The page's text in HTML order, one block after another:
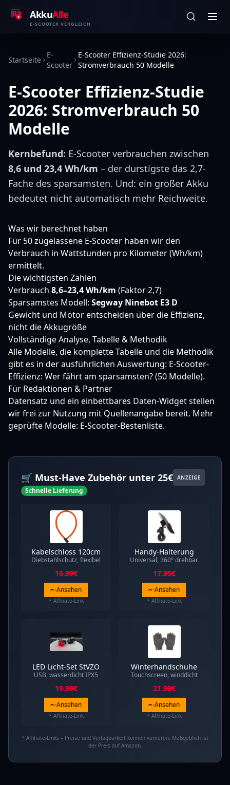
AkkuAlle
E-SCOOTER VERGLEICH
Startseite
E-
Scooter
E-Scooter Effizienz-Studie 2026:
Stromverbrauch 50 Modelle
E-Scooter Effizienz-Studie
2026: Stromverbrauch 50
Modelle
Kernbefund: E-Scooter verbrauchen zwischen
8,6 und 23,4 Wh/km – der durstigste das 2,7-
Fache des sparsamsten. Und: ein großer Akku
bedeutet nicht automatisch mehr Reichweite.
Was wir berechnet haben
Für 50 zugelassene E-Scooter haben wir den
Verbrauch in Wattstunden pro Kilometer (Wh/km)
ermittelt.
Die wichtigsten Zahlen
Verbrauch 8,6–23,4 Wh/km (Faktor 2,7)
Sparsamstes Modell: Segway Ninebot E3 D
Gewicht und Motor entscheiden über die Effizienz,
nicht die Akkugröße
Vollständige Analyse, Tabelle & Methodik
Alle Modelle, die komplette Tabelle und die Methodik
gibt es in der ausführlichen Auswertung: E-Scooter-
Effizienz: Wer fährt am sparsamsten? (50 Modelle).
Für Redaktionen & Partner
Datensatz und ein einbettbares Daten-Widget stellen
wir frei zur Nutzung mit Quellenangabe bereit. Mehr
geprüfte Modelle: E-Scooter-Bestenliste.
🛒 Must-Have Zubehör unter 25€ ANZEIGE
Schnelle Lieferung
Kabelschloss 120cm
Diebstahlschutz, flexibel
16.99€
Ansehen
* Affiliate-Link
Handy-Halterung
Universal, 360° drehbar
17.95€
Ansehen
* Affiliate-Link
LED Licht-Set StVZO
USB, wasserdicht IPX5
19.99€
Ansehen
* Affiliate-Link
Winterhandschuhe
Touchscreen, winddicht
21.99€
Ansehen
* Affiliate-Link
* Affiliate-Links – Preise und Verfügbarkeit können variieren. Maßgeblich ist
der Preis auf Amazon.